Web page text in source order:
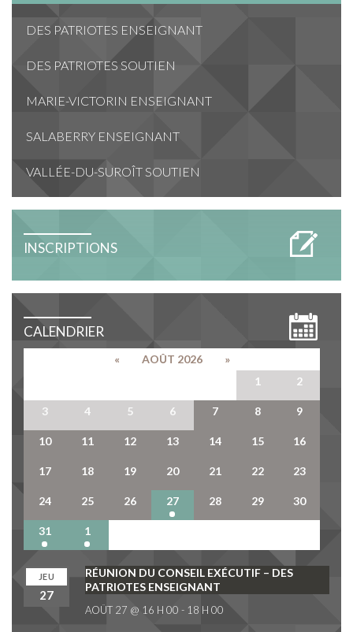
DES PATRIOTES ENSEIGNANT
DES PATRIOTES SOUTIEN
MARIE-VICTORIN ENSEIGNANT
SALABERRY ENSEIGNANT
VALLÉE-DU-SUROÎT SOUTIEN
INSCRIPTIONS
CALENDRIER
« AOÛT 2026
»
1 2
3 4 5 6 7 8 9
10 11 12 13 14 15 16
17 18 19 20 21 22 23
24 25 26 27 28 29 30
31 1
JEU
27
RÉUNION DU CONSEIL EXÉCUTIF – DES
PATRIOTES ENSEIGNANT
AOÛT 27 @ 16 H 00 - 18 H 00